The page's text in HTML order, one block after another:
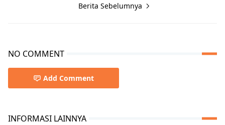
Berita Sebelumnya
NO COMMENT
Add Comment
INFORMASI LAINNYA